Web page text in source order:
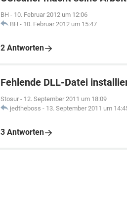
BH - 10. Februar 2012 um 12:06
BH - 10. Februar 2012 um 15:47
2 Antworten
Fehlende DLL-Datei
Stosur - 12. September 2011 um 18:09
jedtheboss - 13. September 2011 um
3 Antworten